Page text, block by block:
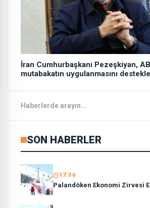
İran Cumhurbaşkanı Pezeşkiyan,
mutabakatın uygulanmasını
SON HABERLER
17:36
Palandöken Ekonomi Zirvesi